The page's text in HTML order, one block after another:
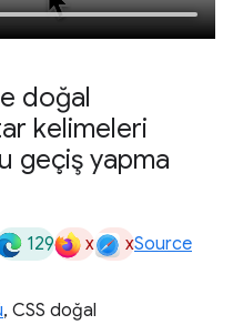
doğal
kelimeleri
geçiş yapma
129 x xSource
, CSS doğal